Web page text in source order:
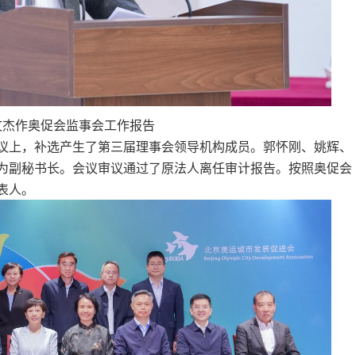
作奥促会监事会工作报告
，补选产生了第三届理事会领导机构成员。郭怀刚、姚辉
秘书长。会议审议通过了原法人离任审计报告。按照奥促
。